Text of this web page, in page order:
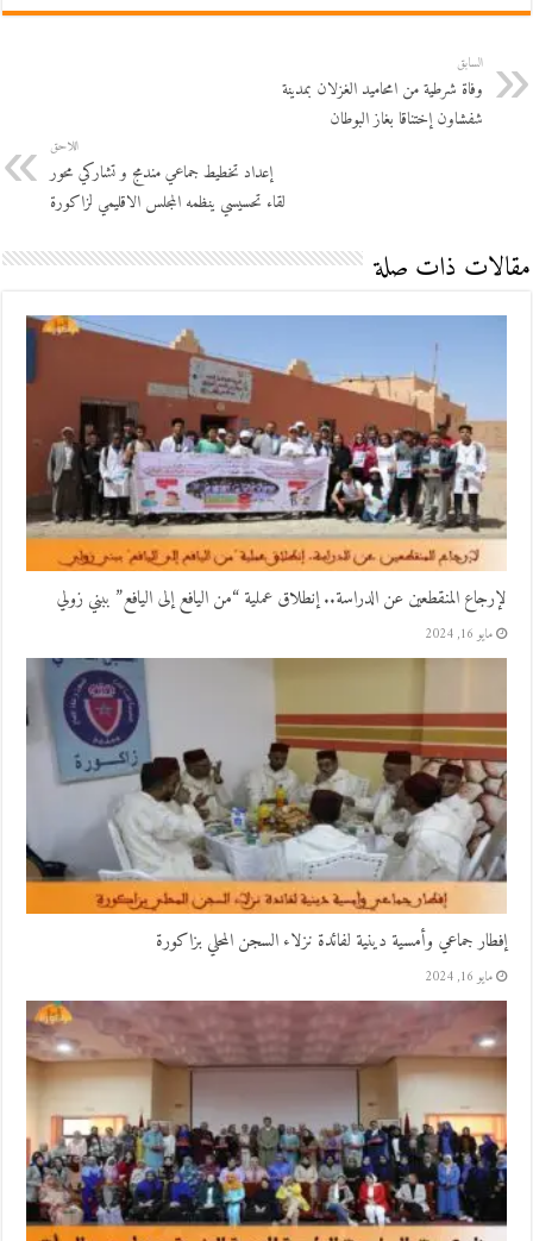
السابق
وفاة شرطية من امحاميد الغزلان بمدينة
شفشاون إختناقا بغاز البوطان
اللاحق
إعداد تخطيط جماعي مندمج و تشاركي محور
لقاء تحسيسي ينظمه المجلس الاقليمي لزاكورة
مقالات ذات صلة
لإرجاع المنقطعين عن الدراسة.. إنطلاق عملية “من اليافع إلى اليافع” ببني زولي
مايو 16, 2024
إفطار جماعي وأمسية دينية لفائدة نزلاء السجن المحلي بزاكورة
مايو 16, 2024